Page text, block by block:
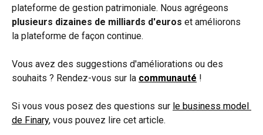
plateforme de gestion patrimoniale. Nous agrégeons
plusieurs dizaines de milliards d'euros et améliorons
la plateforme de façon continue.
Vous avez des suggestions d'améliorations ou des
souhaits ? Rendez-vous sur la communauté !
Si vous vous posez des questions sur le business model
de Finary, vous pouvez lire cet article.